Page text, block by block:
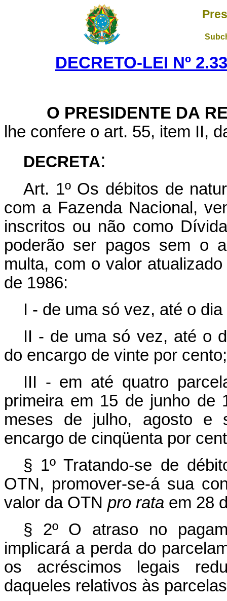
DECRETO-LEI Nº
O PRESIDENTE DA
lhe confere o art. 55, item II,
DECRETA:
Art. 1º Os débitos de
com a Fazenda Nacional,
inscritos ou não como
poderão ser pagos sem o
multa, com o valor
de 1986:
I - de uma só vez, até o
II - de uma só vez, até o
do encargo de vinte por cento;
III - em até quatro
primeira em 15 de junho
meses de julho, agosto e
encargo de cinqüenta por
§ 1º Tratando-se de
OTN, promover-se-á sua
valor da OTN pro rata em 28
§ 2º O atraso no
implicará a perda do
os acréscimos legais
daqueles relativos às